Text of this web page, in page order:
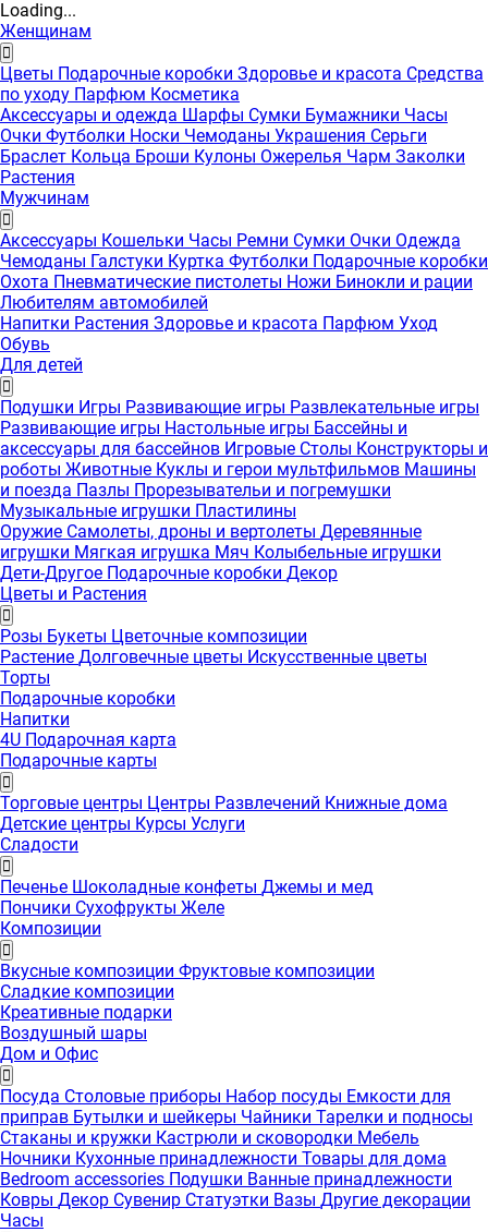
Loading...
Женщинам
Цветы Подарочные коробки Здоровье и красота Средства
по уходу Парфюм Косметика
Аксессуары и одежда Шарфы Сумки Бумажники Часы
Очки Футболки Носки Чемоданы Украшения Серьги
Браслет Кольца Броши Кулоны Ожерелья Чарм Заколки
Растения
Мужчинам
Аксессуары Кошельки Часы Ремни Сумки Очки Одежда
Чемоданы Галстуки Куртка Футболки Подарочные коробки
Охота Пневматические пистолеты Ножи Бинокли и рации
Любителям автомобилей
Напитки Растения Здоровье и красота Парфюм Уход
Обувь
Для детей
Подушки Игры Развивающие игры Развлекательные игры
Развивающие игры Настольные игры Бассейны и
аксессуары для бассейнов Игровые Столы Конструкторы и
роботы Животные Куклы и герои мультфильмов Машины
и поезда Пазлы Прорезывательи и погремушки
Музыкальные игрушки Пластилины
Оружие Самолеты, дроны и вертолеты Деревянные
игрушки Мягкая игрушка Мяч Колыбельные игрушки
Дети-Другое Подарочные коробки Декор
Цветы и Растения
Розы Букеты Цветочные композиции
Растение Долговечные цветы Искусственные цветы
Торты
Подарочные коробки
Напитки
4U Подарочная карта
Подарочные карты
Торговые центры Центры Развлечений Книжные дома
Детские центры Курсы Услуги
Сладости
Печенье Шоколадные конфеты Джемы и мед
Пончики Сухофрукты Желе
Композиции
Вкусные композиции Фруктовые композиции
Сладкие композиции
Креативные подарки
Воздушный шары
Дом и Офис
Посуда Столовые приборы Набор посуды Емкости для
приправ Бутылки и шейкеры Чайники Тарелки и подносы
Стаканы и кружки Кастрюли и сковородки Мебель
Ночники Кухонные принадлежности Товары для дома
Bedroom accessories Подушки Ванные принадлежности
Ковры Декор Сувенир Статуэтки Вазы Другие декорации
Часы